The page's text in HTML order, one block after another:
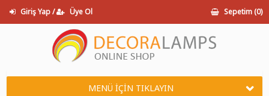
Giriş Yap / Üye Ol Sepetim (0)
MENÜ İÇİN TIKLAYIN